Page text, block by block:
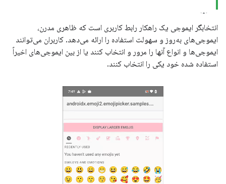
انتخابگر ایموجی یک راهکار رابط کاربری است که ظاهری مدرن،
ایموجی‌های به‌روز و سهولت استفاده را ارائه می‌دهد. کاربران می‌توانند
ایموجی‌ها و انواع آنها را مرور و انتخاب کنند یا از بین ایموجی‌های اخیراً
استفاده شده خود یکی را انتخاب کنند.